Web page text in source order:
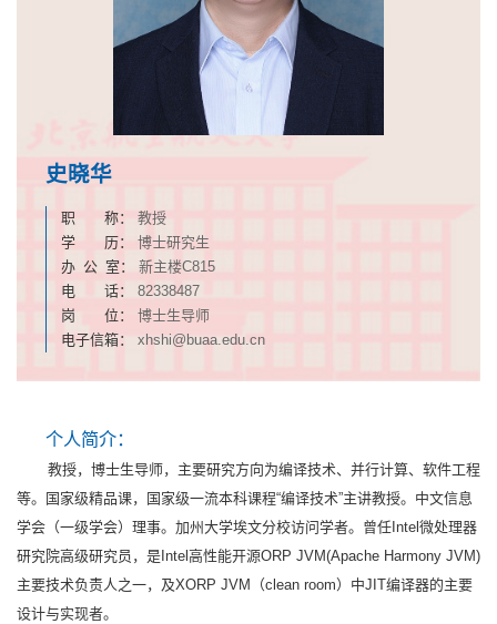
史晓华
职 称： 教授
学 历： 博士研究生
办 公 室： 新主楼C815
电 话： 82338487
岗 位： 博士生导师
电子信箱： xhshi@buaa.edu.cn
个人简介：
教授，博士生导师，主要研究方向为编译技术、并行计算、软件工程
等。国家级精品课，国家级一流本科课程“编译技术”主讲教授。中文信息
学会（一级学会）理事。加州大学埃文分校访问学者。曾任Intel微处理器
研究院高级研究员，是Intel高性能开源ORP JVM(Apache Harmony JVM)
主要技术负责人之一，及XORP JVM（clean room）中JIT编译器的主要
设计与实现者。